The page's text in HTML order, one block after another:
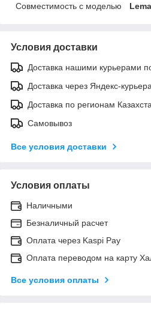
Совместимость с моделью
Условия доставки
Доставка нашими курьерами
Доставка через Яндекс-
Доставка по регионам
Самовывоз
Все условия доставки
Условия оплаты
Наличными
Безналичный расчет
Оплата через Kaspi Pay
Оплата переводом на карту
Все условия оплаты